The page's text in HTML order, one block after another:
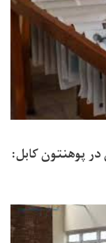
در پوهنتون کابل: